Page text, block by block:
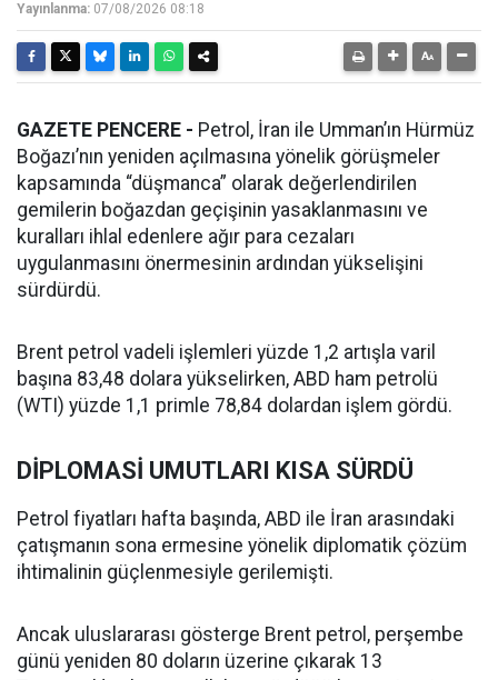
Yayınlanma: 07/08/2026 08:18
GAZETE PENCERE - Petrol, İran ile Umman’ın Hürmüz
Boğazı’nın yeniden açılmasına yönelik görüşmeler
kapsamında “düşmanca” olarak değerlendirilen
gemilerin boğazdan geçişinin yasaklanmasını ve
kuralları ihlal edenlere ağır para cezaları
uygulanmasını önermesinin ardından yükselişini
sürdürdü.
Brent petrol vadeli işlemleri yüzde 1,2 artışla varil
başına 83,48 dolara yükselirken, ABD ham petrolü
(WTI) yüzde 1,1 primle 78,84 dolardan işlem gördü.
DİPLOMASİ UMUTLARI KISA SÜRDÜ
Petrol fiyatları hafta başında, ABD ile İran arasındaki
çatışmanın sona ermesine yönelik diplomatik çözüm
ihtimalinin güçlenmesiyle gerilemişti.
Ancak uluslararası gösterge Brent petrol, perşembe
günü yeniden 80 doların üzerine çıkarak 13